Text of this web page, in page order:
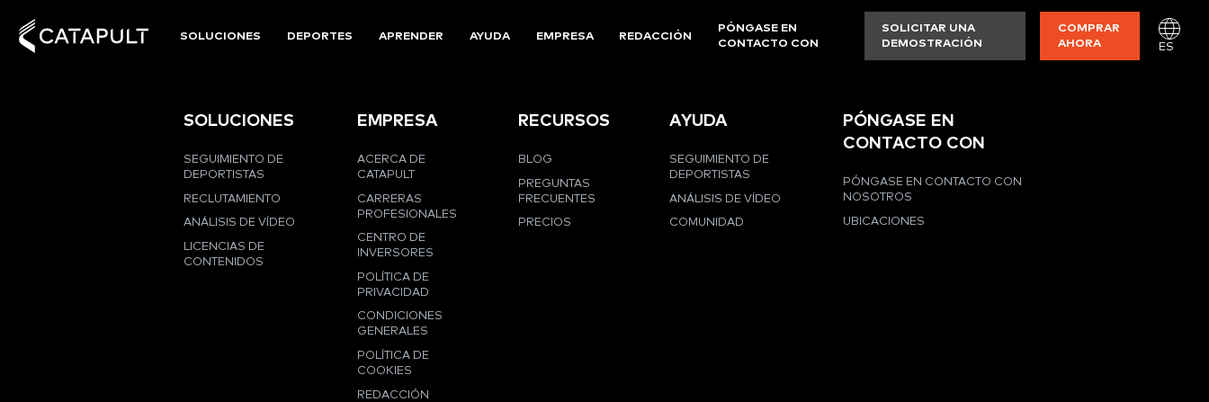
SOLUCIONES DEPORTES APRENDER AYUDA EMPRESA REDACCIÓN
PÓNGASE EN
CONTACTO CON
SOLICITAR UNA
DEMOSTRACIÓN
COMPRAR
AHORA
ES
SOLUCIONES
SEGUIMIENTO DE
DEPORTISTAS
RECLUTAMIENTO
ANÁLISIS DE VÍDEO
LICENCIAS DE
CONTENIDOS
EMPRESA
ACERCA DE
CATAPULT
CARRERAS
PROFESIONALES
CENTRO DE
INVERSORES
POLÍTICA DE
PRIVACIDAD
CONDICIONES
GENERALES
POLÍTICA DE
COOKIES
REDACCIÓN
RECURSOS
BLOG
PREGUNTAS
FRECUENTES
PRECIOS
AYUDA
SEGUIMIENTO DE
DEPORTISTAS
ANÁLISIS DE VÍDEO
COMUNIDAD
PÓNGASE EN
CONTACTO CON
PÓNGASE EN CONTACTO CON
NOSOTROS
UBICACIONES